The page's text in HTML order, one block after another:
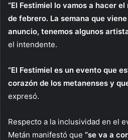
“El Festimiel lo vamos a hacer el
de febrero. La semana que
anuncio, tenemos algunos
el intendente.
“El Festimiel es un evento que
corazón de los metanenses y
expresó.
Respecto a la inclusividad en el
Metán manifestó que “se va a